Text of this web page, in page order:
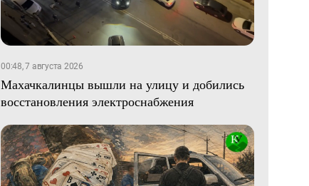
00:48, 7 августа 2026
Махачкалинцы вышли на улицу и добились
восстановления электроснабжения